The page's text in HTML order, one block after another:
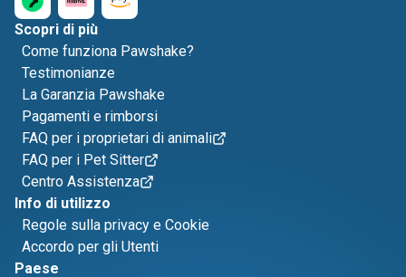
Scopri di più
Come funziona Pawshake?
Testimonianze
La Garanzia Pawshake
Pagamenti e rimborsi
FAQ per i proprietari di animali
FAQ per i Pet Sitter
Centro Assistenza
Info di utilizzo
Regole sulla privacy e Cookie
Accordo per gli Utenti
Paese